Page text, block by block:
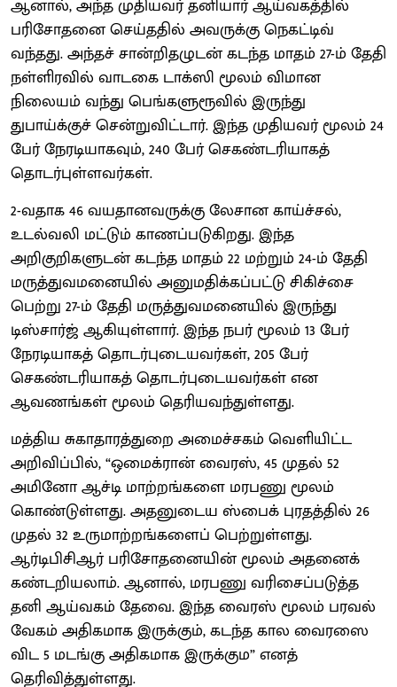
ஆனால், அந்த முதியவர் தனியார் ஆய்வகத்தில்
பரிசோதனை செய்ததில் அவருக்கு நெகட்டிவ்
வந்தது. அந்தச் சான்றிதழுடன் கடந்த மாதம் 27-ம் தேதி
நள்ளிரவில் வாடகை டாக்ஸி மூலம் விமான
நிலையம் வந்து பெங்களுரூவில் இருந்து
துபாய்க்குச் சென்றுவிட்டார். இந்த முதியவர் மூலம் 24
பேர் நேரடியாகவும், 240 பேர் செகண்டரியாகத்
தொடர்புள்ளவர்கள்.
2-வதாக 46 வயதானவருக்கு லேசான காய்ச்சல்,
உடல்வலி மட்டும் காணப்படுகிறது. இந்த
அறிகுறிகளுடன் கடந்த மாதம் 22 மற்றும் 24-ம் தேதி
மருத்துவமனையில் அனுமதிக்கப்பட்டு சிகிச்சை
பெற்று 27-ம் தேதி மருத்துவமனையில் இருந்து
டிஸ்சார்ஜ் ஆகியுள்ளார். இந்த நபர் மூலம் 13 பேர்
நேரடியாகத் தொடர்புடையவர்கள், 205 பேர்
செகண்டரியாகத் தொடர்புடையவர்கள் என
ஆவணங்கள் மூலம் தெரியவந்துள்ளது.
மத்திய சுகாதாரத்துறை அமைச்சகம் வெளியிட்ட
அறிவிப்பில், “ஒமைக்ரான் வைரஸ், 45 முதல் 52
அமினோ ஆச்டி மாற்றங்களை மரபணு மூலம்
கொண்டுள்ளது. அதனுடைய ஸ்பைக் புரதத்தில் 26
முதல் 32 உருமாற்றங்களைப் பெற்றுள்ளது.
ஆர்டிபிசிஆர் பரிசோதனையின் மூலம் அதனைக்
கண்டறியலாம். ஆனால், மரபணு வரிசைப்படுத்த
தனி ஆய்வகம் தேவை. இந்த வைரஸ் மூலம் பரவல்
வேகம் அதிகமாக இருக்கும், கடந்த கால வைரஸை
விட 5 மடங்கு அதிகமாக இருக்கும” எனத்
தெரிவித்துள்ளது.